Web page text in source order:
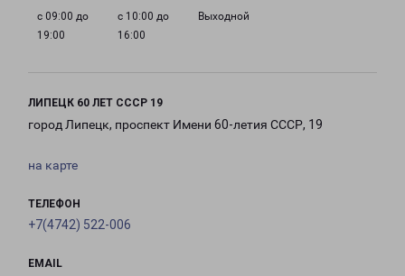
с 09:00 до
19:00
с 10:00 до
16:00
Выходной
ЛИПЕЦК 60 ЛЕТ СССР 19
город Липецк, проспект Имени 60-летия СССР, 19
на карте
ТЕЛЕФОН
+7(4742) 522-006
EMAIL